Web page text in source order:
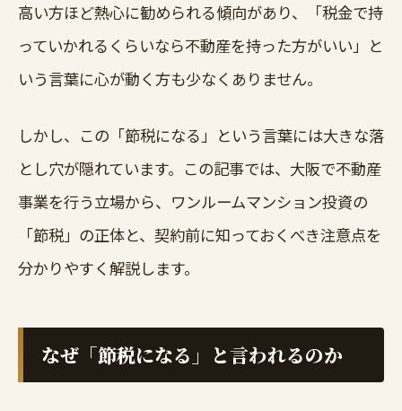
高い方ほど熱心に勧められる傾向があり、「税金で持
っていかれるくらいなら不動産を持った方がいい」と
いう言葉に心が動く方も少なくありません。
しかし、この「節税になる」という言葉には大きな落
とし穴が隠れています。この記事では、大阪で不動産
事業を行う立場から、ワンルームマンション投資の
「節税」の正体と、契約前に知っておくべき注意点を
分かりやすく解説します。
なぜ「節税になる」と言われるのか